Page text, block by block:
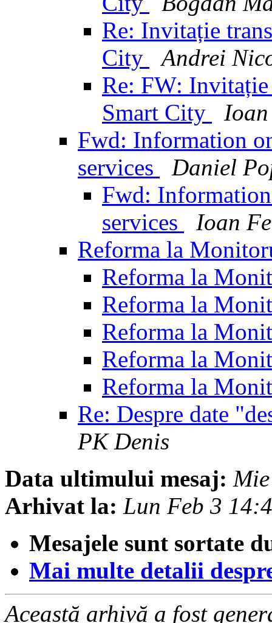
Re: Invitație
City
Andrei
Re: FW:
Smart City
Fwd: Information
services
Daniel
Fwd:
services
Ioan
Reforma la
Reforma la
Reforma la
Reforma la
Reforma la
Reforma la
Re: Despre date
PK Denis
Data ultimului mesaj:
Arhivat la: Lun Feb 3
Mesajele sunt sortate
Mai multe detalii
Această arhivă a fost